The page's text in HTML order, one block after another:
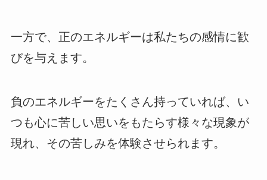
一方で、正のエネルギーは私たちの感情に歓
びを与えます。
負のエネルギーをたくさん持っていれば、い
つも心に苦しい思いをもたらす様々な現象が
現れ、その苦しみを体験させられます。